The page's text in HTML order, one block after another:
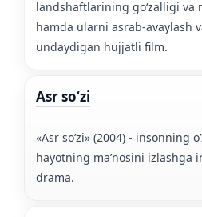
landshaftlarining goʻzalligi va
hamda ularni asrab-avaylash
undaydigan hujjatli film.
Asr soʻzi
«Asr so’zi» (2004) - insonning
hayotning ma’nosini izlashga
drama.